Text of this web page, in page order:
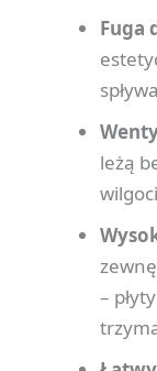
Fuga
leżą
–